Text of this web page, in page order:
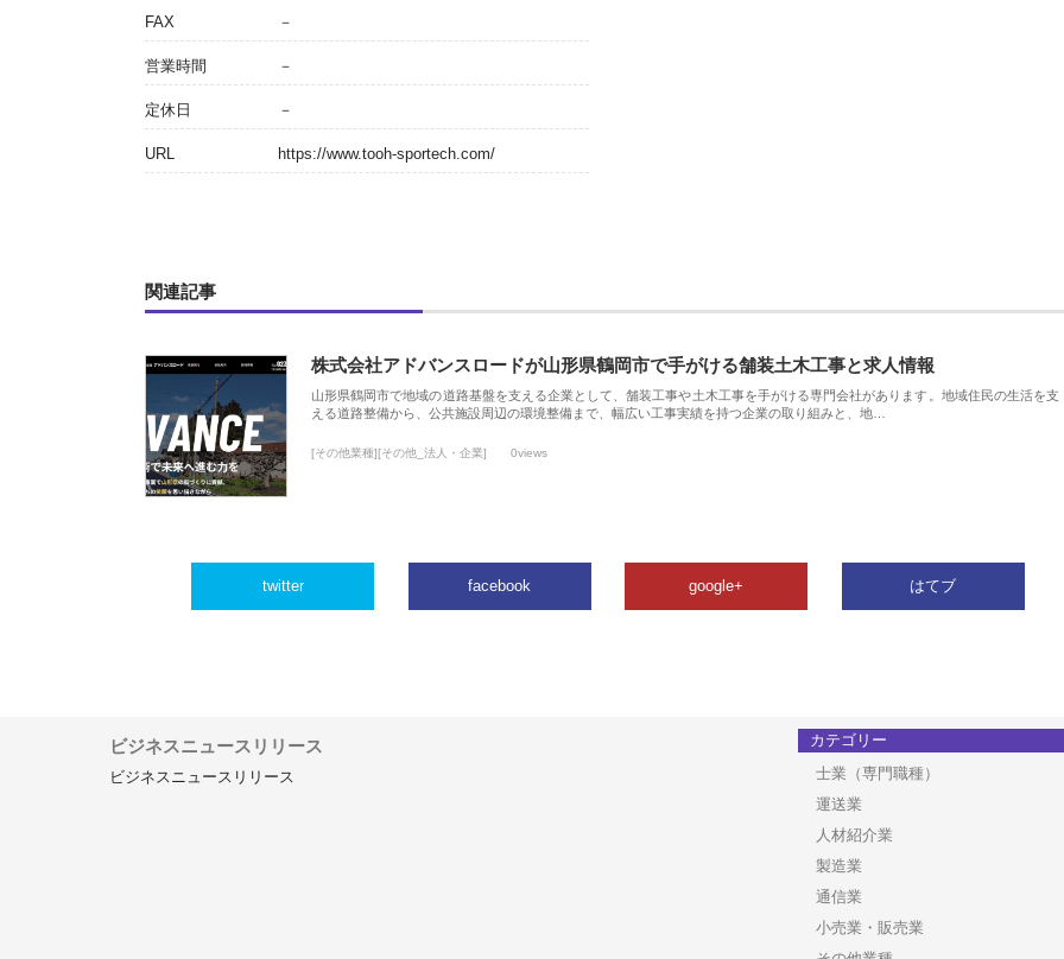
FAX －
営業時間 －
定休日 －
URL https://www.tooh-sportech.com/
関連記事
株式会社アドバンスロードが山形県鶴岡市で手がける舗装土木工事と求人情報
山形県鶴岡市で地域の道路基盤を支える企業として、舗装工事や土木工事を手がける専門会社があります。地域住民の生活を支
える道路整備から、公共施設周辺の環境整備まで、幅広い工事実績を持つ企業の取り組みと、地…
[その他業種][その他_法人・企業] 0views
twitter facebook google+ はてブ
ビジネスニュースリリース
ビジネスニュースリリース
カテゴリー
士業（専門職種）
運送業
人材紹介業
製造業
通信業
小売業・販売業